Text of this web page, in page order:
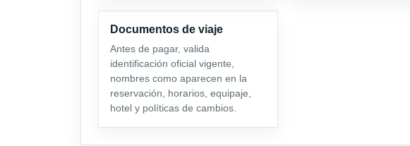
Documentos de viaje
Antes de pagar, valida
identificación oficial vigente,
nombres como aparecen en la
reservación, horarios, equipaje,
hotel y políticas de cambios.